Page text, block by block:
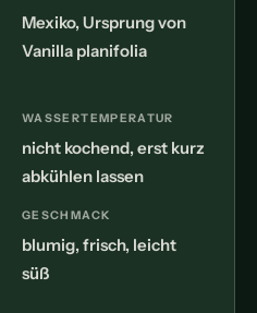
Mexiko, Ursprung von
Vanilla planifolia
WASSERTEMPERATUR
nicht kochend, erst kurz
abkühlen lassen
GESCHMACK
blumig, frisch, leicht
süß